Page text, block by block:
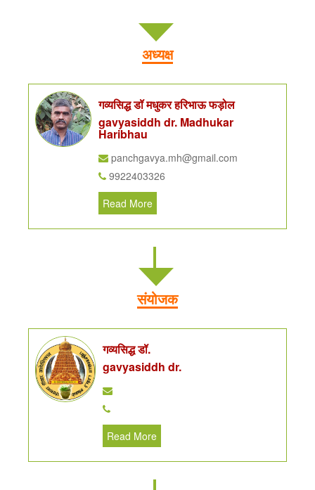
अध्यक्ष
गव्यसिद्ध डॉ मधुकर हरिभाऊ फड़ोल
gavyasiddh dr. Madhukar
Haribhau
panchgavya.mh@gmail.com
9922403326
Read More
संयोजक
गव्यसिद्ध डॉ.
gavyasiddh dr.
Read More